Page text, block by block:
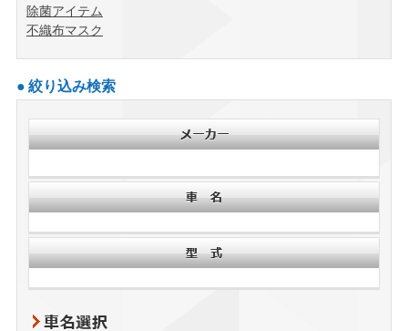
除菌アイテム
不織布マスク
絞り込み検索